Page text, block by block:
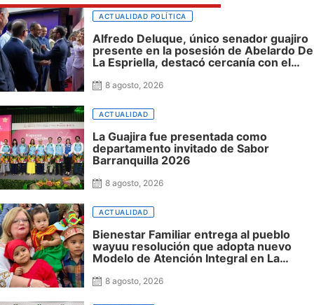
ACTUALIDAD POLÍTICA
Alfredo Deluque, único senador guajiro
presente en la posesión de Abelardo De
La Espriella, destacó cercanía con el
para La Guajira
8 agosto, 2026
ACTUALIDAD
La Guajira fue presentada como
departamento invitado de Sabor
Barranquilla 2026
8 agosto, 2026
ACTUALIDAD
Bienestar Familiar entrega al pueblo
wayuu resolución que adopta nuevo
Modelo de Atención Integral en La
8 agosto, 2026